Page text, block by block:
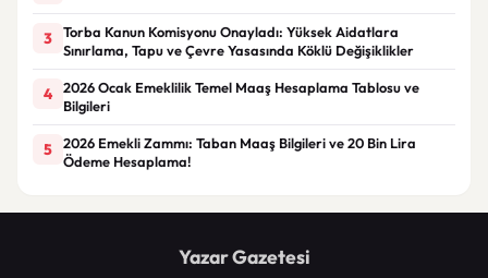
3
Torba Kanun Komisyonu Onayladı: Yüksek Aidatlara
Sınırlama, Tapu ve Çevre Yasasında Köklü Değişiklikler
4
2026 Ocak Emeklilik Temel Maaş Hesaplama Tablosu ve
Bilgileri
5
2026 Emekli Zammı: Taban Maaş Bilgileri ve 20 Bin Lira
Ödeme Hesaplama!
Yazar Gazetesi